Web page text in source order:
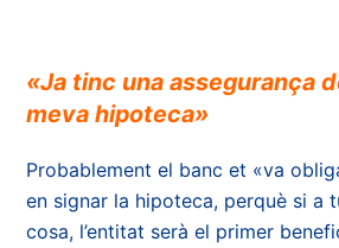
«Ja tinc una assegurança
meva hipoteca»
Probablement el banc et «va
en signar la hipoteca, perquè si a
cosa, l’entitat serà el primer